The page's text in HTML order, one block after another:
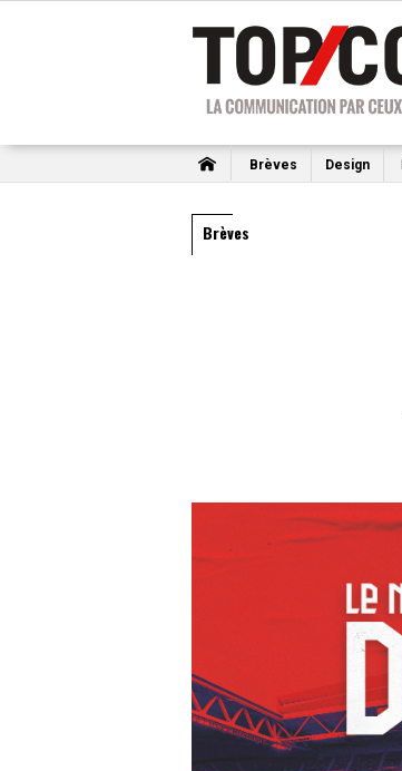
Brèves Design
Brèves